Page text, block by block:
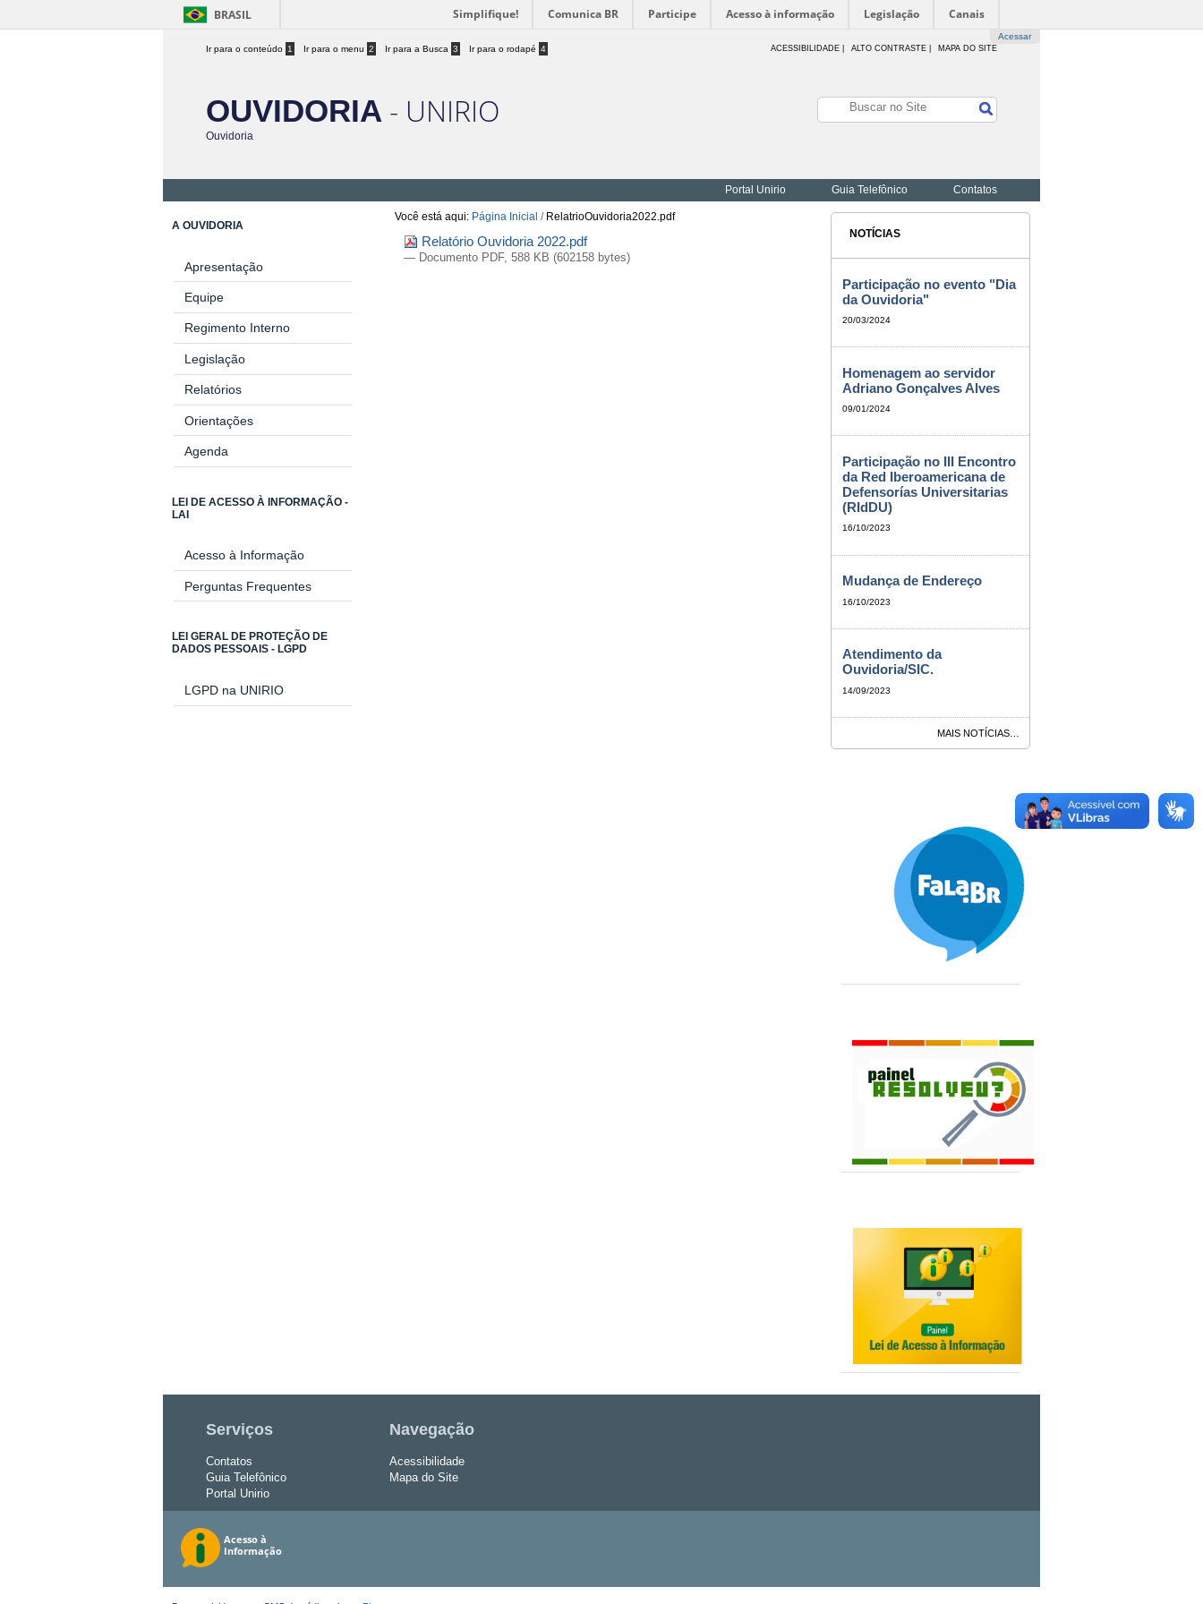
BRASIL Simplifique! Comunica BR Participe Acesso à informação Legislação Canais
Acessar
Ir para o conteúdo 1 Ir para o menu 2 Ir para a Busca 3 Ir para o rodapé 4 ACESSIBILIDADE ALTO CONTRASTE | MAPA DO SITE
OUVIDORIA - UNIRIO
Ouvidoria
Portal Unirio Guia Telefônico Contatos
Você está aqui: Página Inicial / RelatrioOuvidoria2022.pdf
Relatório Ouvidoria 2022.pdf
— Documento PDF, 588 KB (602158 bytes)
A OUVIDORIA
Apresentação
Equipe
Regimento Interno
Legislação
Relatórios
Orientações
Agenda
LEI DE ACESSO À INFORMAÇÃO -
LAI
Acesso à Informação
Perguntas Frequentes
LEI GERAL DE PROTEÇÃO DE
DADOS PESSOAIS - LGPD
LGPD na UNIRIO
NOTÍCIAS
Participação no evento "Dia
da Ouvidoria"
20/03/2024
Homenagem ao servidor
Adriano Gonçalves Alves
09/01/2024
Participação no III Encontro
da Red Iberoamericana de
Defensorías Universitarias
(RIdDU)
16/10/2023
Mudança de Endereço
16/10/2023
Atendimento da
Ouvidoria/SIC.
14/09/2023
MAIS NOTÍCIAS…
Serviços
Contatos
Guia Telefônico
Portal Unirio
Navegação
Acessibilidade
Mapa do Site